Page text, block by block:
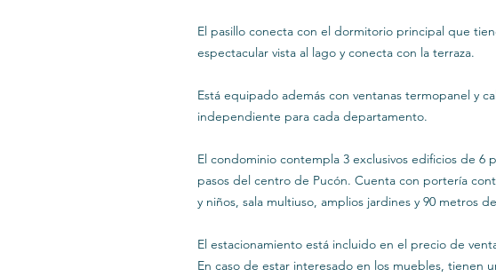
El pasillo conecta con el dormitorio principal que
espectacular vista al lago y conecta con la terraza.
Está equipado además con ventanas termopanel y
independiente para cada departamento.
El condominio contempla 3 exclusivos edificios de 6
pasos del centro de Pucón. Cuenta con portería
y niños, sala multiuso, amplios jardines y 90 metros
El estacionamiento está incluido en el precio de
En caso de estar interesado en los muebles, tienen